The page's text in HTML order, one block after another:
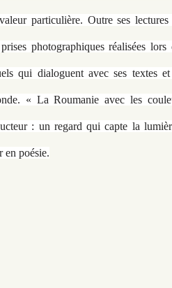
particulière. Outre ses
photographiques réalisées lors
qui dialoguent avec ses textes
« La Roumanie avec les
: un regard qui capte la
en poésie.